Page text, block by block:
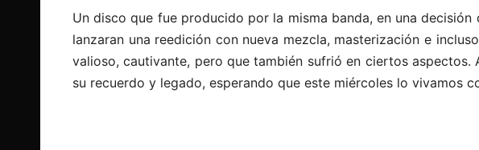
Un disco que fue producido por la misma banda, en una
lanzaran una reedición con nueva mezcla, masterización e
valioso, cautivante, pero que también sufrió en ciertos aspectos.
su recuerdo y legado, esperando que este miércoles lo vivamos